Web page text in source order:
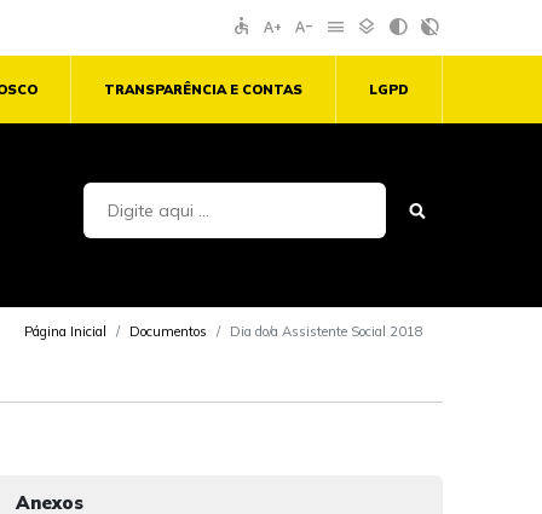
accessible text_increase text_decrease menu layers contrast contrast_rtl_off
TRANSPARÊNCIA E CONTAS LGPD
Página Inicial Documentos Dia do/a Assistente Social 2018
Anexos